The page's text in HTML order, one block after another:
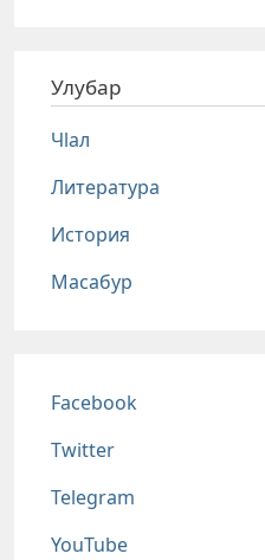
Улубар
Чlал
Литература
История
Масабур
Соц сети
Facebook
Twitter
Telegram
YouTube